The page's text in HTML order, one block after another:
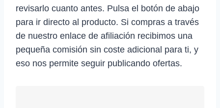
revisarlo cuanto antes. Pulsa el botón de abajo
para ir directo al producto. Si compras a través
de nuestro enlace de afiliación recibimos una
pequeña comisión sin coste adicional para ti, y
eso nos permite seguir publicando ofertas.